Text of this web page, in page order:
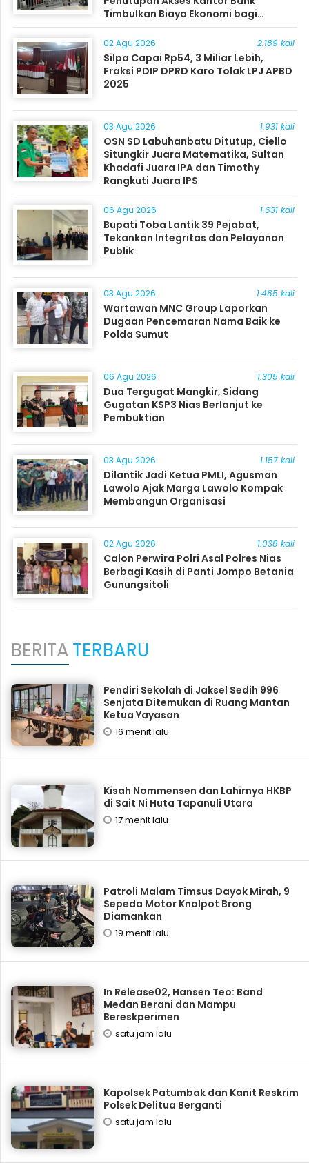
Timbulkan Biaya Ekonomi bagi
Masyarakat
02 Agu 2026 2.189 kali
Silpa Capai Rp54, 3 Miliar Lebih,
Fraksi PDIP DPRD Karo Tolak LPJ APBD
2025
03 Agu 2026 1.931 kali
OSN SD Labuhanbatu Ditutup, Ciello
Situngkir Juara Matematika, Sultan
Khadafi Juara IPA dan Timothy
Rangkuti Juara IPS
06 Agu 2026 1.631 kali
Bupati Toba Lantik 39 Pejabat,
Tekankan Integritas dan Pelayanan
Publik
03 Agu 2026 1.485 kali
Wartawan MNC Group Laporkan
Dugaan Pencemaran Nama Baik ke
Polda Sumut
06 Agu 2026 1.305 kali
Dua Tergugat Mangkir, Sidang
Gugatan KSP3 Nias Berlanjut ke
Pembuktian
03 Agu 2026 1.157 kali
Dilantik Jadi Ketua PMLI, Agusman
Lawolo Ajak Marga Lawolo Kompak
Membangun Organisasi
02 Agu 2026 1.038 kali
Calon Perwira Polri Asal Polres Nias
Berbagi Kasih di Panti Jompo Betania
Gunungsitoli
BERITATERBARU
Pendiri Sekolah di Jaksel Sedih 996
Senjata Ditemukan di Ruang Mantan
Ketua Yayasan
16 menit lalu
Kisah Nommensen dan Lahirnya HKBP
di Sait Ni Huta Tapanuli Utara
17 menit lalu
Patroli Malam Timsus Dayok Mirah, 9
Sepeda Motor Knalpot Brong
Diamankan
19 menit lalu
In Release02, Hansen Teo: Band
Medan Berani dan Mampu
Bereskperimen
satu jam lalu
Kapolsek Patumbak dan Kanit Reskrim
Polsek Delitua Berganti
satu jam lalu